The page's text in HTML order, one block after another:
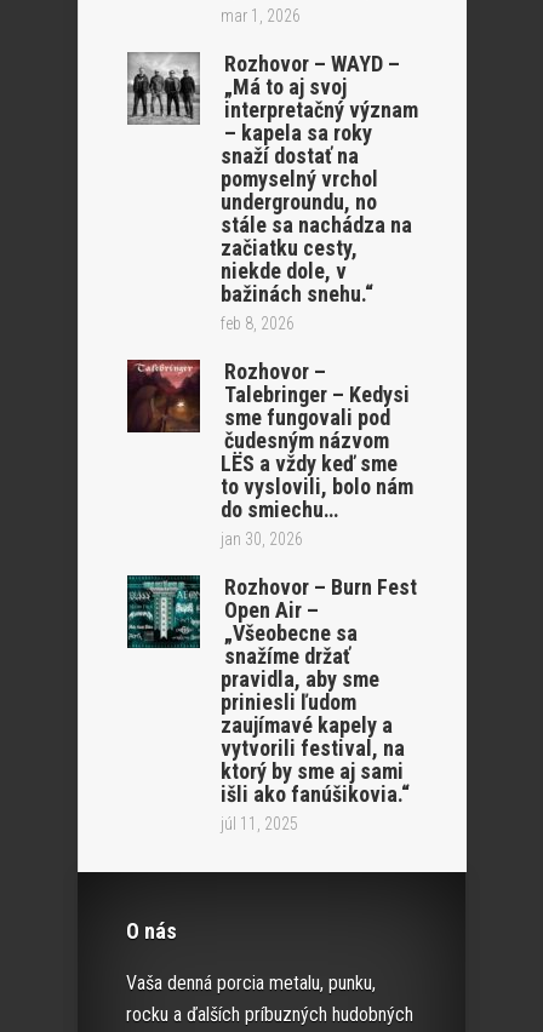
mar 1, 2026
Rozhovor – WAYD –
„Má to aj svoj
interpretačný význam
– kapela sa roky
snaží dostať na
pomyselný vrchol
undergroundu, no
stále sa nachádza na
začiatku cesty,
niekde dole, v
bažinách snehu.“
feb 8, 2026
Rozhovor –
Talebringer – Kedysi
sme fungovali pod
čudesným názvom
LËS a vždy keď sme
to vyslovili, bolo nám
do smiechu…
jan 30, 2026
Rozhovor – Burn Fest
Open Air –
„Všeobecne sa
snažíme držať
pravidla, aby sme
priniesli ľudom
zaujímavé kapely a
vytvorili festival, na
ktorý by sme aj sami
išli ako fanúšikovia.“
júl 11, 2025
O nás
Vaša denná porcia metalu, punku,
rocku a ďalších príbuzných hudobných